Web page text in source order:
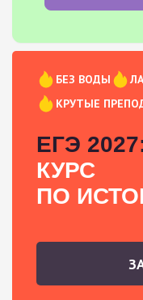
БЕЗ ВОДЫ
КРУТЫЕ
ЕГЭ
КУРС
ПО